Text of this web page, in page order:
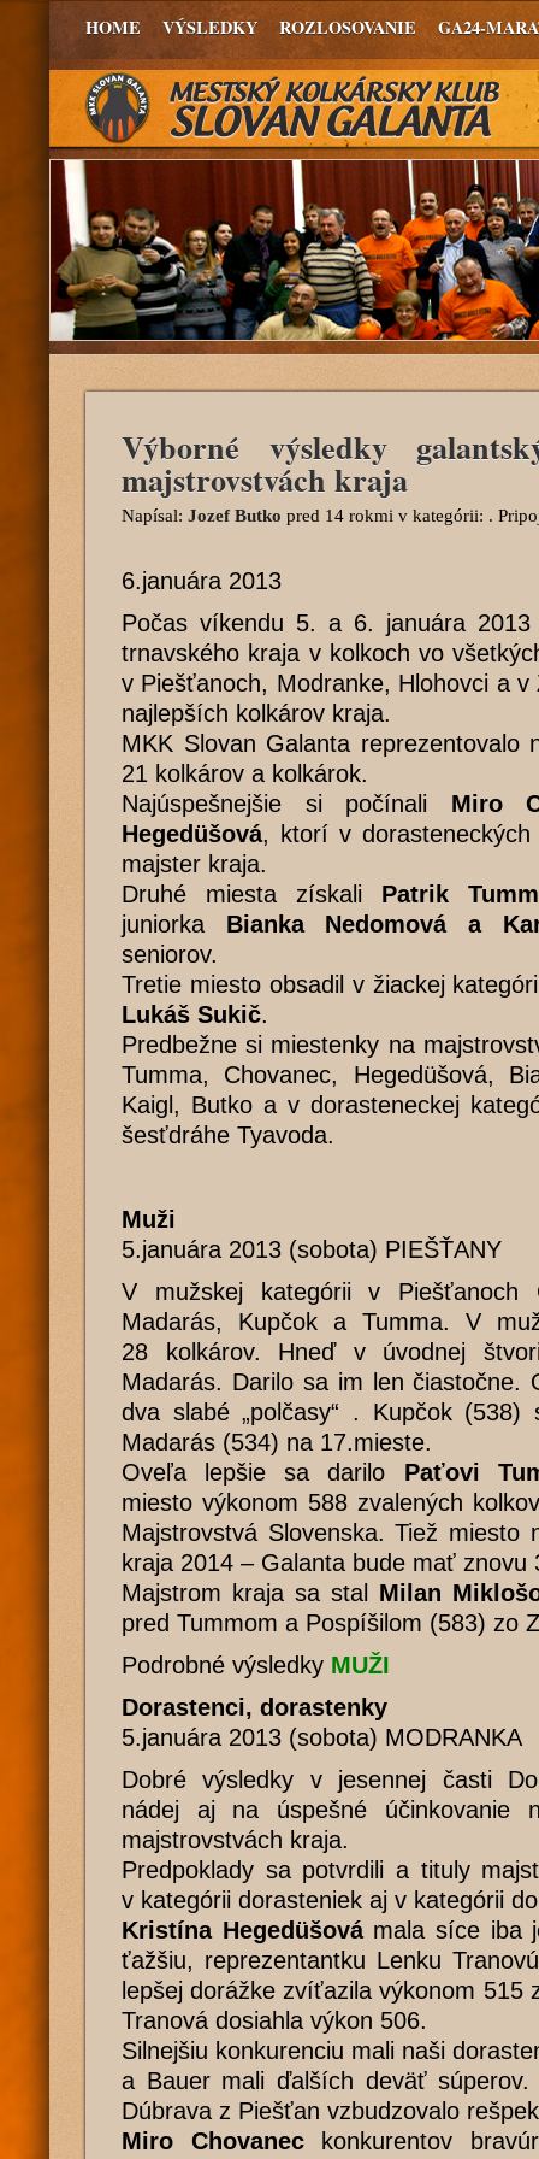
HOME VÝSLEDKY ROZLOSOVANIE GA24-
Výborné výsledky
majstrovstvách kraja
Napísal: Jozef Butko pred 14 rokmi v kategórii: .
6.januára 2013
Počas víkendu 5. a 6. januára 2013
trnavského kraja v kolkoch vo
v Piešťanoch, Modranke, Hlohovci a
najlepších kolkárov kraja.
MKK Slovan Galanta reprezentovalo
21 kolkárov a kolkárok.
Najúspešnejšie si počínali Miro
Hegedüšová, ktorí v
majster kraja.
Druhé miesta získali Patrik
juniorka Bianka Nedomová a
seniorov.
Tretie miesto obsadil v žiackej
Lukáš Sukič
Predbežne si miestenky na
Tumma, Chovanec, Hegedüšová,
Kaigl, Butko a v dorasteneckej
šesťdráhe Tyavoda.
Muži
5.januára 2013 (sobota) PIEŠŤANY
V mužskej kategórii v Piešťanoch
Madarás, Kupčok a Tumma. V
28 kolkárov. Hneď v úvodnej
Madarás. Darilo sa im len čiastočne.
dva slabé „polčasy“ . Kupčok (538)
Madarás (534) na 17.mieste.
Oveľa lepšie sa darilo Paťovi
miesto výkonom 588 zvalených
Majstrovstvá Slovenska. Tiež miesto
kraja 2014 – Galanta bude mať znovu
Majstrom kraja sa stal Milan
pred Tummom a Pospíšilom (583) zo
Podrobné výsledky MUŽI
Dorastenci, dorastenky
5.januára 2013 (sobota) MODRANKA
Dobré výsledky v jesennej časti
nádej aj na úspešné účinkovanie
majstrovstvách kraja.
Predpoklady sa potvrdili a tituly
v kategórii dorasteniek aj v kategórii
Kristína Hegedüšovámala síce iba
ťažšiu, reprezentantku Lenku
lepšej dorážke zvíťazila výkonom 515
Tranová dosiahla výkon 506.
Silnejšiu konkurenciu mali naši
a Bauer mali ďalších deväť
Dúbrava z Piešťan vzbudzovalo
Miro Chovaneckonkurentov